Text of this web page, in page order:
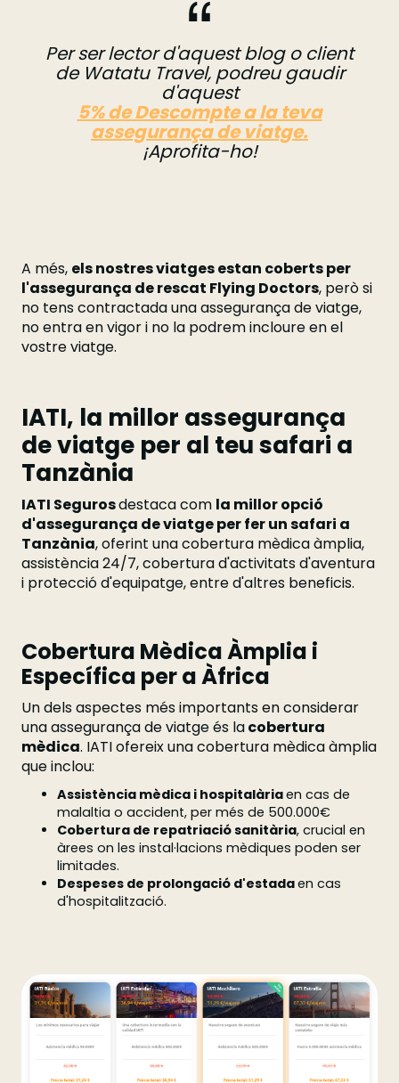
Per ser lector d'aquest blog o client
de Watatu Travel, podreu gaudir
d'aquest
5% de Descompte a la teva
assegurança de viatge.
¡Aprofita-ho!
A més, els nostres viatges estan coberts per
l'assegurança de rescat Flying Doctors, però si
no tens contractada una assegurança de viatge,
no entra en vigor i no la podrem incloure en el
vostre viatge.
IATI, la millor assegurança
de viatge per al teu safari a
Tanzània
IATI Segurosdestaca com la millor opció
d'assegurança de viatge per fer un safari a
Tanzània, oferint una cobertura mèdica àmplia,
assistència 24/7, cobertura d'activitats d'aventura
i protecció d'equipatge, entre d'altres beneficis.
Cobertura Mèdica Àmplia i
Específica per a Àfrica
Un dels aspectes més importants en considerar
una assegurança de viatge és lacobertura
mèdica. IATI ofereix una cobertura mèdica àmplia
que inclou:
Assistència mèdica i hospitalàriaen cas de
malaltia o accident, per més de 500.000€
Cobertura de repatriació sanitària, crucial en
àrees on les instal·lacions mèdiques poden ser
limitades.
Despeses de prolongació d'estadaen cas
d'hospitalització.